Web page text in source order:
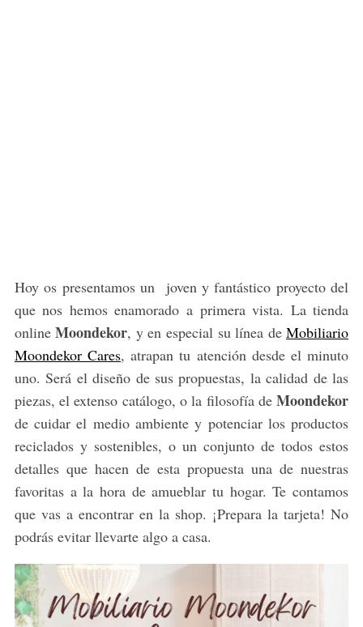
Hoy os presentamos un joven y fantástico proyecto del
que nos hemos enamorado a primera vista. La tienda
onlineMoondekor, y en especial su línea deMobiliario
Moondekor Cares, atrapan tu atención desde el minuto
uno. Será el diseño de sus propuestas, la calidad de las
piezas, el extenso catálogo, o la filosofía deMoondekor
de cuidar el medio ambiente y potenciar los productos
reciclados y sostenibles, o un conjunto de todos estos
detalles que hacen de esta propuesta una de nuestras
favoritas a la hora de amueblar tu hogar. Te contamos
que vas a encontrar en la shop. ¡Prepara la tarjeta! No
podrás evitar llevarte algo a casa.